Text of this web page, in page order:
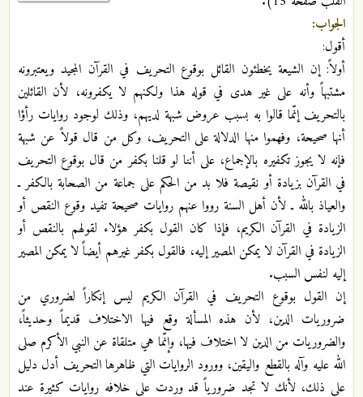
الجواب:
أقول:
أولاً: إن الشيعة يخطئون القائل بوقوع التحريف في القرآن المجيد ويعتبرونه
مشتبهاً وأنه على غير هدى في قوله هذا ولكنهم لا يكفرونه، لأن القائلين
بالتحريف إنّما قالوا به بسبب عروض شبهة لديهم، وذلك لوجود روايات رأؤا
أنها صحيحة، وفهموا منها الدلالة على التحريف، وكل من قال قولاً عن شبهة
فإنه لا يجوز تكفيره بالإجماع، على أننا لو قلنا بكفر من قال بوقوع التحريف
في القرآن بزيادة أو نقيصة فلا بد من الحكم على جماعة من الصحابة بالكفر ـ
والعياذ بالله ـ لأن أهل السنة رووا عنهم روايات صحيحة تفيد وقوع النقص أو
الزيادة في القرآن الكريم، فإذا كان القول بكفر هؤلاء لقولهم بالنقص أو
الزيادة في القرآن لا يمكن المصير إليه، فالقول بكفر غيرهم أيضاً لا يمكن المصير
إليه لنفس السبب.
إن القول بوقوع التحريف في القرآن الكريم ليس إنكاراً لضروري من
ضروريات الدين، لأن هذه المسألة وقع فيها الاختلاف قديماً وحديثاً،
والضروريات من الدين لا اختلاف فيها، وإنّما هي متلقاة عن النبي الأكرم صلى
الله عليه وآله بالقطع واليقين، وورود الروايات التي ظاهرها التحريف أدل دليل
على ذلك، لأنك لا تجد ضرورياً قد وردت على خلافه روايات كثيرة عند